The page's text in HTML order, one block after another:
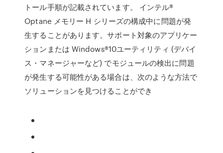
トール手順が記載されています。 インテル®
Optane メモリー H シリーズの構成中に問題が発
生することがあります。サポート対象のアプリケー
ションまたは Windows®10ユーティリティ (デバイ
ス・マネージャーなど) でモジュールの検出に問題
が発生する可能性がある場合は、次のような方法で
ソリューションを見つけることができ